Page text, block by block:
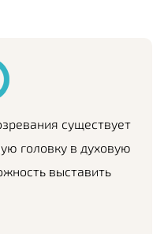
существует
головку в духовую
выставить